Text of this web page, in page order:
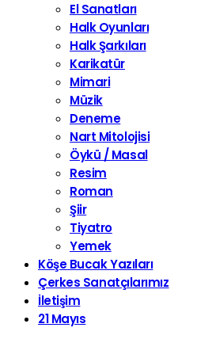
El Sanatları
Halk Oyunları
Halk Şarkıları
Karikatür
Mimari
Müzik
Deneme
Nart Mitolojisi
Öykü / Masal
Resim
Roman
Şiir
Tiyatro
Yemek
Köşe Bucak Yazıları
Çerkes Sanatçılarımız
İletişim
21 Mayıs